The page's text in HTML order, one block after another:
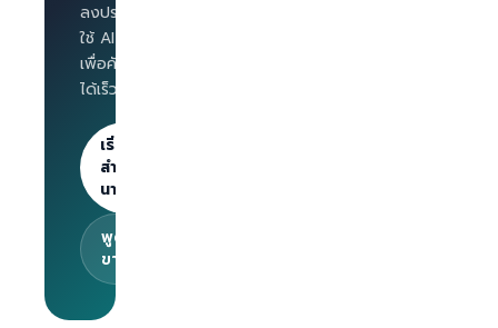
ลงประกาศงาน และ
ใช้ AI Interview
เพื่อคัดกรองผู้สมัคร
ได้เร็วขึ้น
เริ่มต้น
สำหรับ
นายจ้าง
พูดคุยกับทีม
ขาย